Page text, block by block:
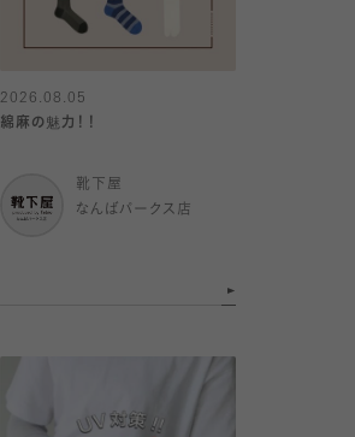
2026.08.05
綿麻の魅力！！
靴下屋
なんばパークス店